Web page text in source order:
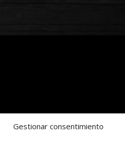
Gestionar consentimiento